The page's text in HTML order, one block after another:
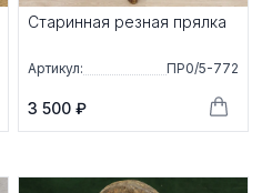
Старинная резная прялка
Артикул: ПР0/5-772
3 500 ₽